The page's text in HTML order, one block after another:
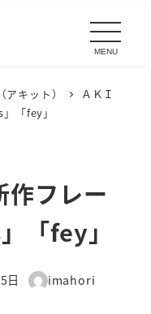
MENU
キット）
ＡＫＩ
「fey」
フレー
「fey」
日
著
imahori